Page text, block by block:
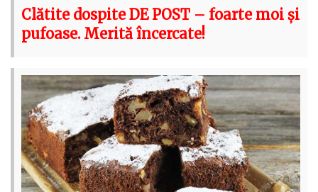
Clătite dospite DE POST – foarte moi și
pufoase. Merită încercate!